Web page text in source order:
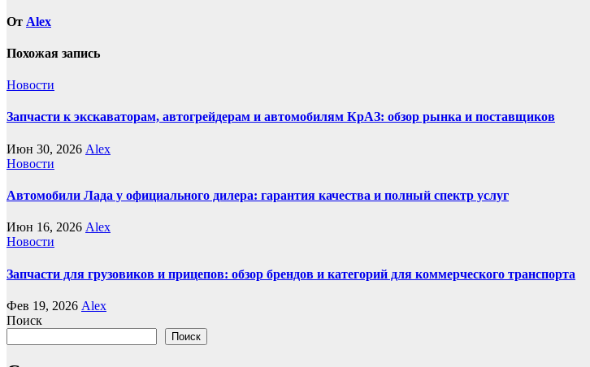
От Alex
Похожая запись
Новости
Запчасти к экскаваторам, автогрейдерам и автомобилям КрАЗ: обзор рынка и поставщиков
Июн 30, 2026 Alex
Новости
Автомобили Лада у официального дилера: гарантия качества и полный спектр услуг
Июн 16, 2026 Alex
Новости
Запчасти для грузовиков и прицепов: обзор брендов и категорий для коммерческого транспорта
Фев 19, 2026 Alex
Поиск
Поиск